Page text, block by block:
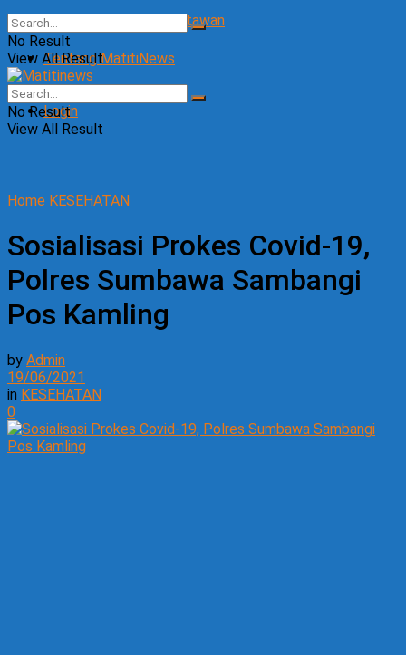
SOP Perlindungan Wartawan
Tentang MatitiNews
Login
No Result
View All Result
No Result
View All Result
Home KESEHATAN
Sosialisasi Prokes Covid-19,
Polres Sumbawa Sambangi
Pos Kamling
by Admin
19/06/2021
in KESEHATAN
0